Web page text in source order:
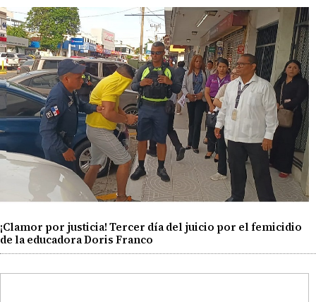
¡Clamor por justicia! Tercer día del juicio por el femicidio
de la educadora Doris Franco